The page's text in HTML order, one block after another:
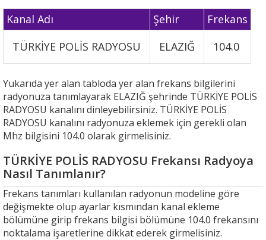
Kanal Adı Şehir
Frekans
TÜRKİYE POLİS RADYOSU
ELAZIĞ 104.0
Yukarıda yer alan tabloda yer alan frekans bilgilerini
radyonuza tanımlayarak ELAZIĞ şehrinde TÜRKİYE POLİS
RADYOSU kanalını dinleyebilirsiniz. TÜRKİYE POLİS
RADYOSU kanalını radyonuza eklemek için gerekli olan
Mhz bilgisini 104.0 olarak girmelisiniz.
TÜRKİYE POLİS RADYOSU Frekansı Radyoya
Nasıl Tanımlanır?
Frekans tanımları kullanılan radyonun modeline göre
değişmekte olup ayarlar kısmından kanal ekleme
bölümüne girip frekans bilgisi bölümüne 104.0 frekansını
noktalama işaretlerine dikkat ederek girmelisiniz.